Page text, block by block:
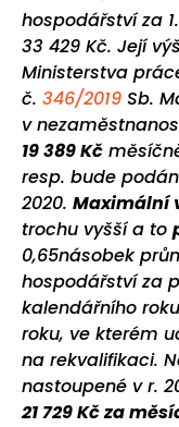
hospodářství za
33 429 Kč. Její
Ministerstva
č. 346/2019 Sb.
v
19 389 Kč
resp. bude
2020. Maximální
trochu vyšší a to
0,65násobek
hospodářství za
kalendářního
roku, ve kterém
na rekvalifikaci.
nastoupené v r.
21 729 Kč za